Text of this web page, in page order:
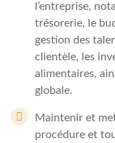
l’entreprise,
trésorerie, le
gestion des
clientèle, les
alimentaires,
globale.
Maintenir et
procédure et